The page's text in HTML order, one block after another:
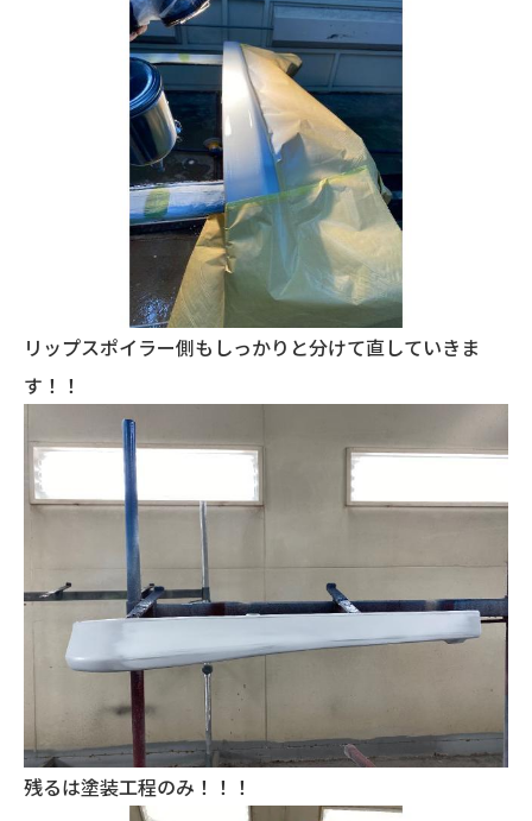
リップスポイラー側もしっかりと分けて直していきま
す！！
残るは塗装工程のみ！！！